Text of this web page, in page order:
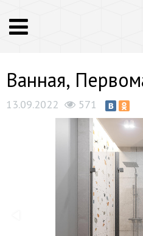
Ванная,
13.09.2022 571